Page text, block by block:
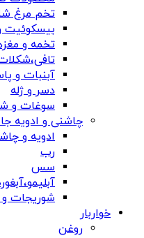
تخم مرغ
بیسکوئیت
تخمه و
آبنبات و
دسر و ژله
سوغات و
چاشنی و ادویه
ادویه و
رب
سس
شوریجات
خواربار
روغن